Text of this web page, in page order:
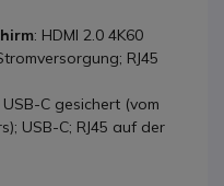
: HDMI 2.0 4K60
RJ45
USB-C gesichert (vom
USB-C; RJ45 auf der